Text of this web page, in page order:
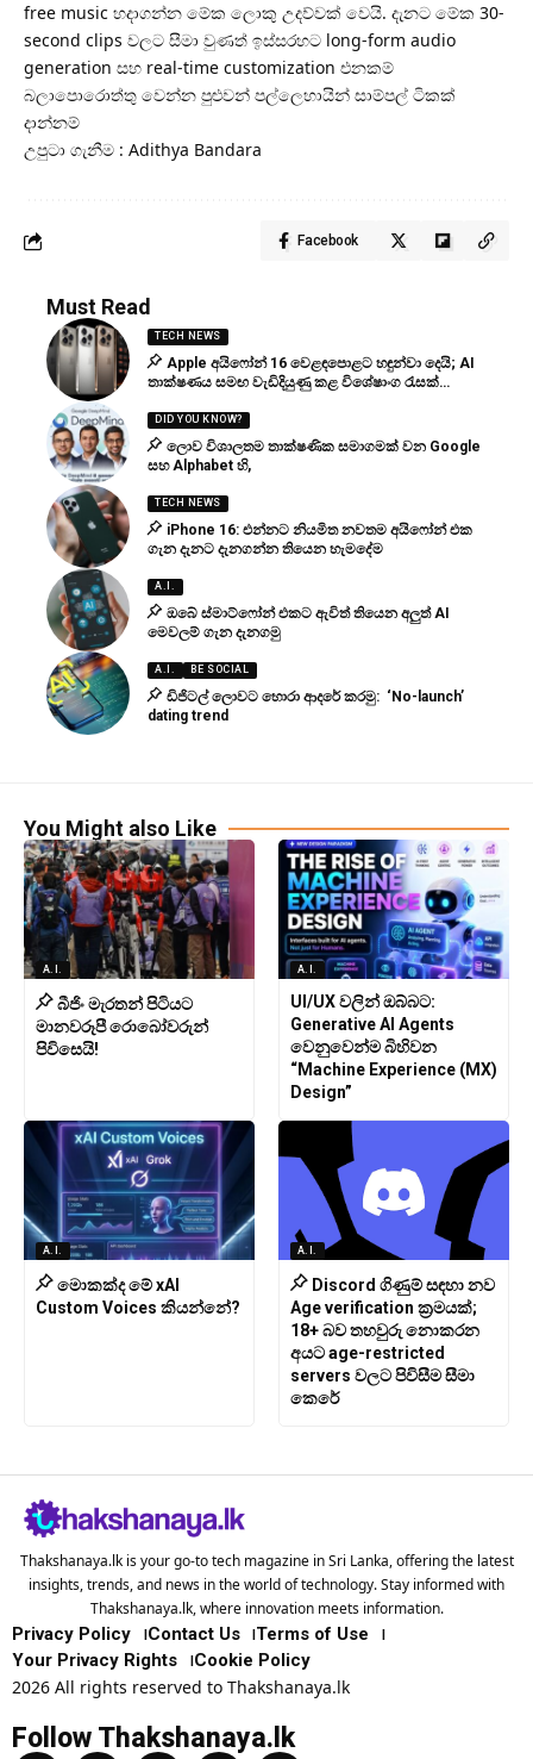
free music හදාගන්න මේක ලොකු උදව්වක් වෙයි. දැනට මේක 30-
second clips වලට සීමා වුණත් ඉස්සරහට long-form audio
generation සහ real-time customization එනකම්
බලාපොරොත්තු වෙන්න පුළුවන් පල්ලෙහායින් සාම්පල් ටිකක්
දාන්නම්
උපුටා ගැනීම : Adithya Bandara
Facebook
Must Read
TECH NEWS
Apple අයිෆෝන් 16 වෙළඳපොළට හඳුන්වා දෙයි; AI
තාක්ෂණය සමඟ වැඩිදියුණු කළ විශේෂාංග රැසක්…
DID YOU KNOW?
ලොව විශාලතම තාක්ෂණික සමාගමක් වන Google
සහ Alphabet හි,
TECH NEWS
iPhone 16: එන්නට නියමිත නවතම අයිෆෝන් එක
ගැන දැනට දැනගන්න තියෙන හැමදේම
A.I.
ඔබේ ස්මාට්ෆෝන් එකට ඇවිත් තියෙන අලුත් AI
මෙවලම් ගැන දැනගමු
A.I. BE SOCIAL
ඩිජිටල් ලොවට හොරා ආදරේ කරමු: ‘No-launch’
dating trend
You Might also Like
A.I.
බීජිං මැරතන් පිටියට
මානවරූපී රොබෝවරුන්
පිවිසෙයි!
A.I.
UI/UX වලින් ඔබ්බට:
Generative AI Agents
වෙනුවෙන්ම බිහිවන
“Machine Experience (MX)
Design”
A.I.
මොකක්ද මේ xAI
Custom Voices කියන්නේ?
A.I.
Discord ගිණුම් සඳහා නව
Age verification ක්‍රමයක්;
18+ බව තහවුරු නොකරන
අයට age-restricted
servers වලට පිවිසීම සීමා
කෙරේ
Thakshanaya.lk is your go-to tech magazine in Sri Lanka, offering the latest
insights, trends, and news in the world of technology. Stay informed with
Thakshanaya.lk, where innovation meets information.
Privacy Policy Contact Us
Terms of Use
Your Privacy Rights
Cookie Policy
2026 All rights reserved to Thakshanaya.lk
Follow Thakshanaya.lk